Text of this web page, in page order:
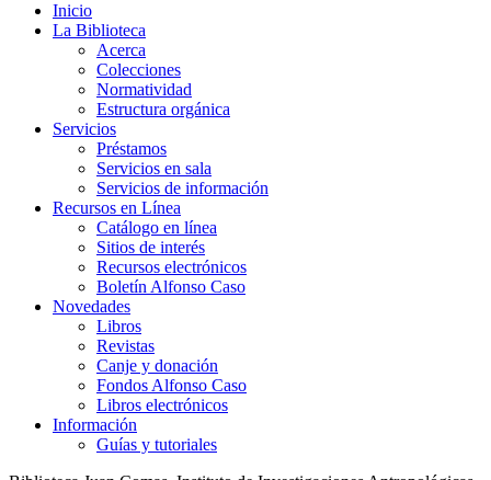
Inicio
La Biblioteca
Acerca
Colecciones
Normatividad
Estructura orgánica
Servicios
Préstamos
Servicios en sala
Servicios de información
Recursos en Línea
Catálogo en línea
Sitios de interés
Recursos electrónicos
Boletín Alfonso Caso
Novedades
Libros
Revistas
Canje y donación
Fondos Alfonso Caso
Libros electrónicos
Información
Guías y tutoriales